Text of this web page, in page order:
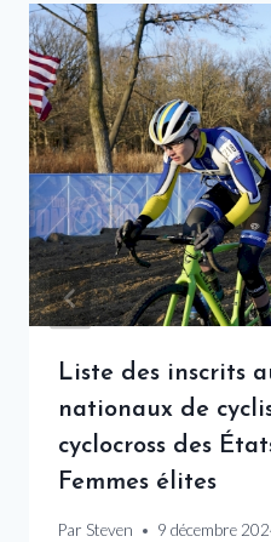
Liste des inscrits
nationaux de
cyclocross des
Femmes élites
Par Steven 9 décembre